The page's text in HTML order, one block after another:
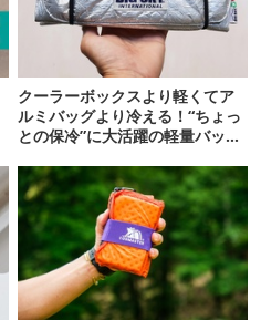
クーラーボックスより軽くてア
ルミバッグより冷える！“ちょっ
との保冷”に大活躍の軽量バッグ